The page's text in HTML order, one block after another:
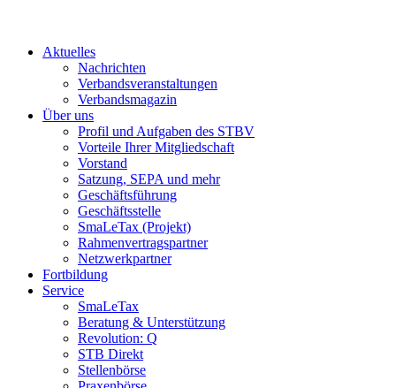
Aktuelles
Nachrichten
Verbandsveranstaltungen
Verbandsmagazin
Über uns
Profil und Aufgaben des STBV
Vorteile Ihrer Mitgliedschaft
Vorstand
Satzung, SEPA und mehr
Geschäftsführung
Geschäftsstelle
SmaLeTax (Projekt)
Rahmenvertragspartner
Netzwerkpartner
Fortbildung
Service
SmaLeTax
Beratung & Unterstützung
Revolution: Q
STB Direkt
Stellenbörse